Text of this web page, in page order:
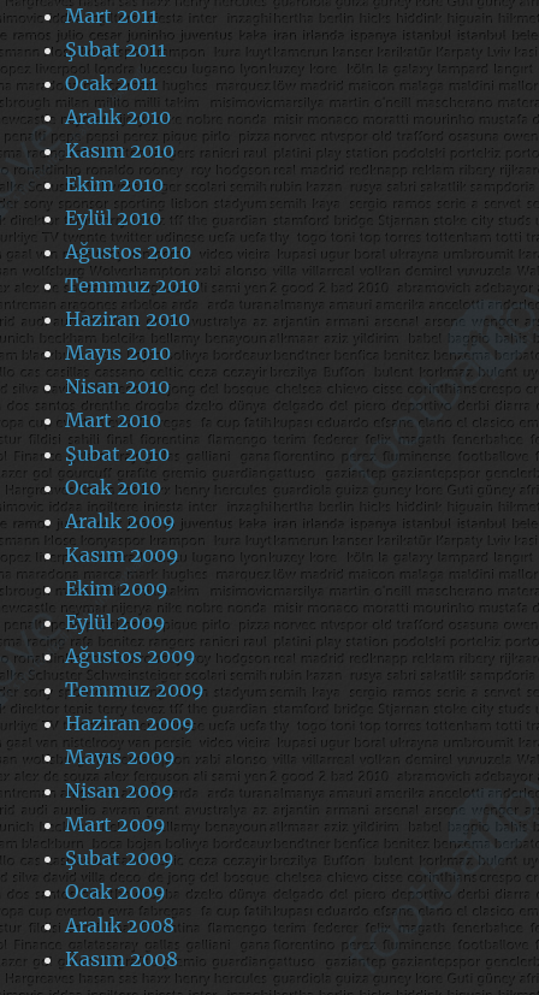
Mart 2011
Şubat 2011
Ocak 2011
Aralık 2010
Kasım 2010
Ekim 2010
Eylül 2010
Ağustos 2010
Temmuz 2010
Haziran 2010
Mayıs 2010
Nisan 2010
Mart 2010
Şubat 2010
Ocak 2010
Aralık 2009
Kasım 2009
Ekim 2009
Eylül 2009
Ağustos 2009
Temmuz 2009
Haziran 2009
Mayıs 2009
Nisan 2009
Mart 2009
Şubat 2009
Ocak 2009
Aralık 2008
Kasım 2008